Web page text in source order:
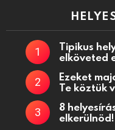
Tipikus
elköveted
Ezeket
Te köztük
8
elkerülnöd!